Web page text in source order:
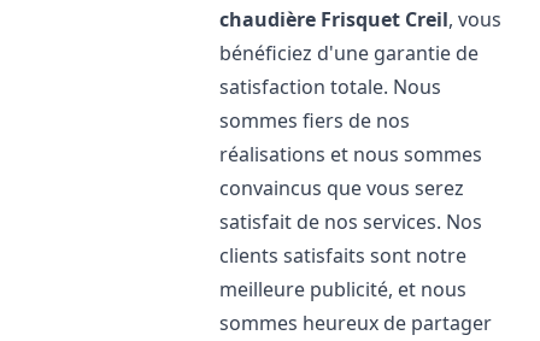
chaudière Frisquet Creil, vous
bénéficiez d'une garantie de
satisfaction totale. Nous
sommes fiers de nos
réalisations et nous sommes
convaincus que vous serez
satisfait de nos services. Nos
clients satisfaits sont notre
meilleure publicité, et nous
sommes heureux de partager